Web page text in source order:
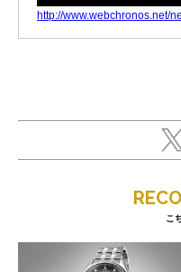
http://www.webchronos.net/
こ